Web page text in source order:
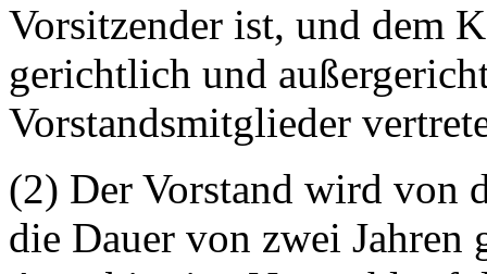
Vorsitzender ist, und dem
gerichtlich und
Vorstandsmitglieder
(2) Der Vorstand wird von
die Dauer von zwei